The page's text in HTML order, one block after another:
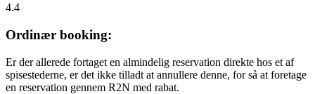
4.4
Ordinær booking:
Er der allerede fortaget en almindelig reservation direkte hos et af
spisestederne, er det ikke tilladt at annullere denne, for så at foretage
en reservation gennem R2N med rabat.